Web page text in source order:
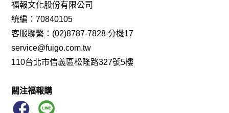
福報文化股份有限公司
統編：70840105
客服聯繫：(02)8787-7828 分機17
service@fuigo.com.tw
110台北市信義區松隆路327號5樓
關注福報購